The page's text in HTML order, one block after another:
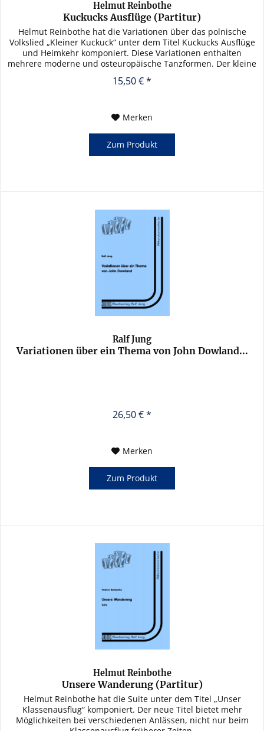
Helmut Reinbothe
Kuckucks Ausflüge (Partitur)
Helmut Reinbothe hat die Variationen über das polnische
Volkslied „Kleiner Kuckuck“ unter dem Titel Kuckucks Ausflüge
und Heimkehr komponiert. Diese Variationen enthalten
mehrere moderne und osteuropäische Tanzformen. Der kleine
15,50 € *
Merken
Zum Produkt
Ralf Jung
Variationen über ein Thema von John Dowland...
26,50 € *
Merken
Zum Produkt
Helmut Reinbothe
Unsere Wanderung (Partitur)
Helmut Reinbothe hat die Suite unter dem Titel „Unser
Klassenausflug“ komponiert. Der neue Titel bietet mehr
Möglichkeiten bei verschiedenen Anlässen, nicht nur beim